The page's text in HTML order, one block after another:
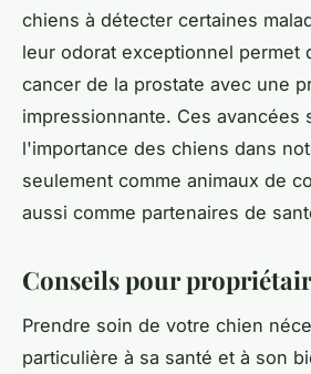
chiens à détecter certaines
leur odorat exceptionnel permet
cancer de la prostate avec une
impressionnante. Ces avancées
l'importance des chiens dans
seulement comme animaux de
aussi comme partenaires de
Conseils pour
Prendre soin de votre chien
particulière à sa santé et à son